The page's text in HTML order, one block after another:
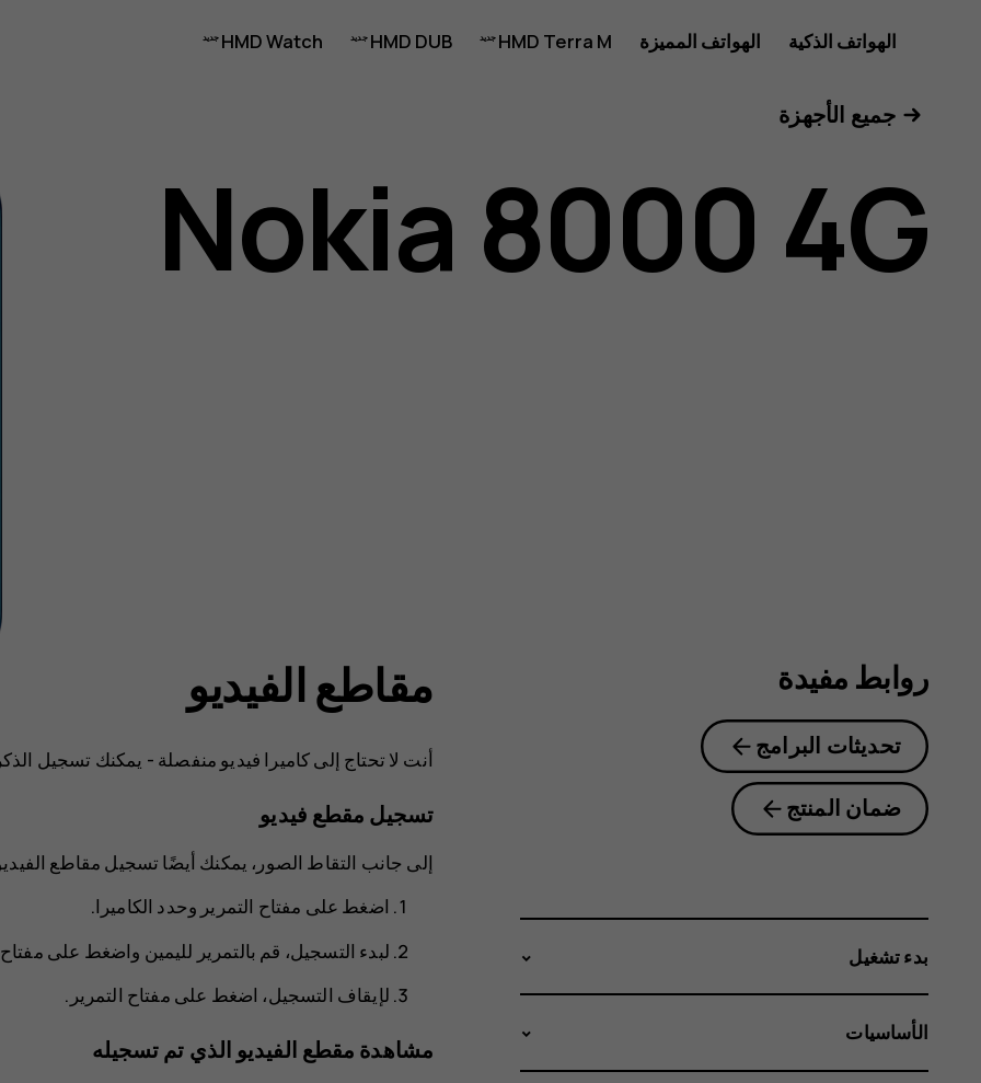
دليل
مستخدم
Nokia
الهواتف الذكية الهواتف المميزة HMD Terra M
HMD DUB
HMD Watch
جميع الأجهزة
Nokia 8000 4G
مقاطع الفيديو
أنت لا تحتاج إلى كاميرا فيديو منفصلة - يمكنك تسجيل
تسجيل مقطع فيديو
إلى جانب التقاط الصور، يمكنك أيضًا تسجيل مقاطع
اضغط على مفتاح التمرير وحدد الكاميرا.
لبدء التسجيل، قم بالتمرير لليمين واضغط على مفتاح
لإيقاف التسجيل، اضغط على مفتاح التمرير.
مشاهدة مقطع الفيديو الذي تم تسجيله
روابط مفيدة
تحديثات البرامج
ضمان المنتج
بدء تشغيل
الأساسيات